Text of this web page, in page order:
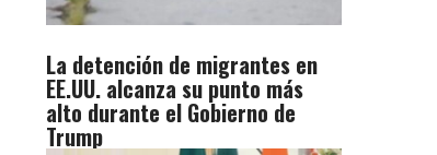
La detención de migrantes en
EE.UU. alcanza su punto más
alto durante el Gobierno de
Trump